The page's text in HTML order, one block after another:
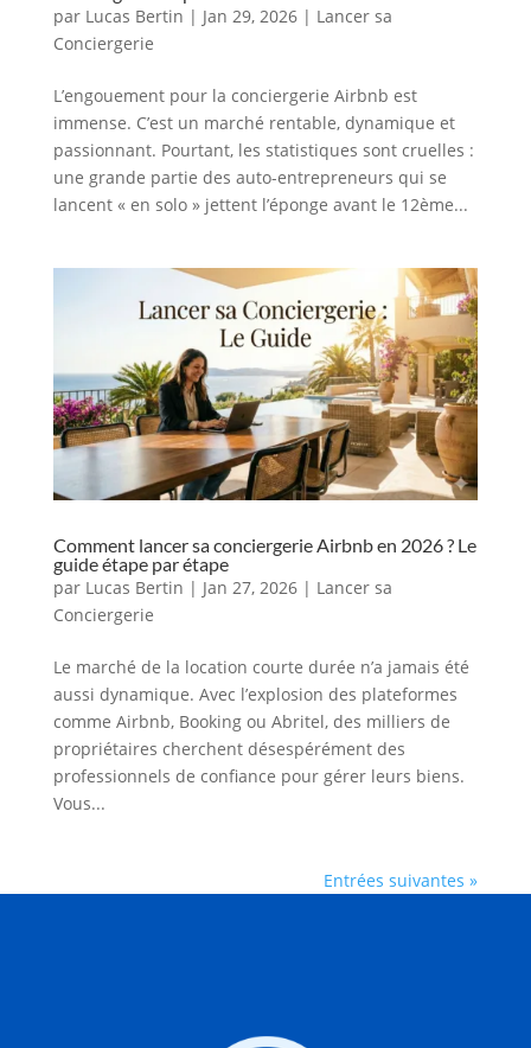
par Lucas Bertin | Jan 29, 2026| Lancer sa
Conciergerie
L’engouement pour la conciergerie Airbnb est
immense. C’est un marché rentable, dynamique et
passionnant. Pourtant, les statistiques sont cruelles :
une grande partie des auto-entrepreneurs qui se
lancent « en solo » jettent l’éponge avant le 12ème...
Comment lancer sa conciergerie Airbnb en 2026 ? Le
guide étape par étape
par Lucas Bertin | Jan 27, 2026| Lancer sa
Conciergerie
Le marché de la location courte durée n’a jamais été
aussi dynamique. Avec l’explosion des plateformes
comme Airbnb, Booking ou Abritel, des milliers de
propriétaires cherchent désespérément des
professionnels de confiance pour gérer leurs biens.
Vous...
Entrées suivantes »